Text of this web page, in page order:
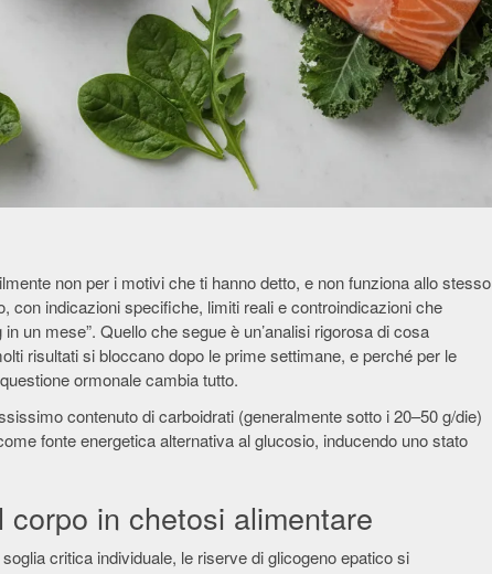
non per i motivi che ti hanno detto, e non funziona allo stesso
con indicazioni specifiche, limiti reali e controindicazioni che
un mese”. Quello che segue è un’analisi rigorosa di cosa
risultati si bloccano dopo le prime settimane, e perché per le
ormonale cambia tutto.
contenuto di carboidrati (generalmente sotto i 20–50 g/die)
fonte energetica alternativa al glucosio, inducendo uno stato
in chetosi alimentare
critica individuale, le riserve di glicogeno epatico si